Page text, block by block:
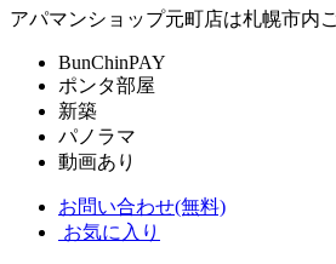
アパマンショップ元町店は札幌市内
BunChinPAY
ポンタ部屋
新築
パノラマ
動画あり
お問い合わせ(無料)
お気に入り